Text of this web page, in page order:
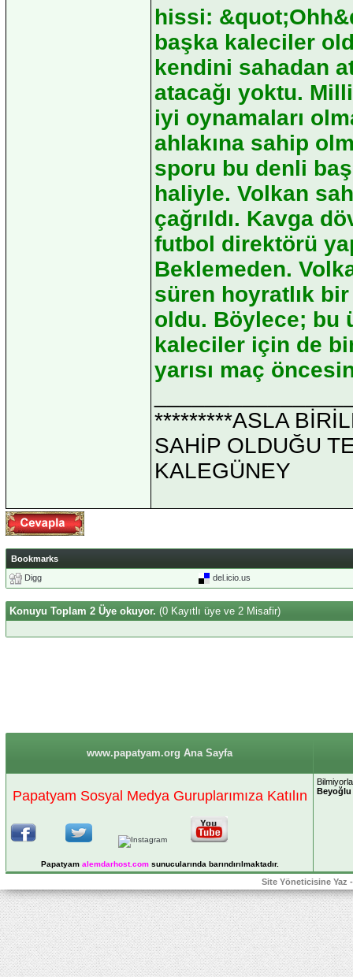
hissi:
başka kaleciler
kendini sahadan
atacağı yoktu.
iyi oynamaları
ahlakına sahip
sporu bu denli
haliyle. Volkan
çağrıldı. Kavga
futbol direktörü
Beklemeden.
süren hoyratlık
oldu. Böylece; bu
kaleciler için de
yarısı maç
*********ASLA
SAHİP OLDUĞU
KALEGÜNEY
Bookmarks
Digg
del.icio.us
Konuyu Toplam 2 Üye okuyor. (0 Kayıtlı üye ve 2 Misafir)
www.papatyam.org Ana Sayfa
Papatyam Sosyal Medya Guruplarımıza Katılın
Papatyam alemdarhost.comsunucularında barındırılmaktadır.
Beyoğlu
Site Yöneticisine Yaz